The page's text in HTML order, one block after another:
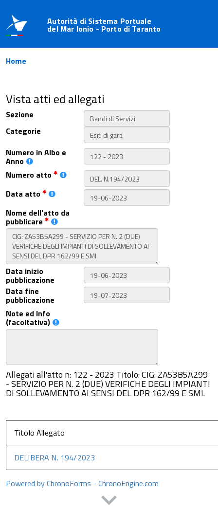
Autorità di Sistema Portuale
del Mar Ionio - Porto di Taranto
Home
Vista atti ed allegati
Sezione
Categorie
Numero in Albo e
Anno
Numero atto
Data atto
Nome dell'atto da
pubblicare
Data inizio
pubblicazione
Data fine
pubblicazione
Note ed Info
(facoltativa)
Allegati all'atto n: 122 - 2023 Titolo: CIG: ZA53B5A299
- SERVIZIO PER N. 2 (DUE) VERIFICHE DEGLI IMPIANTI
DI SOLLEVAMENTO AI SENSI DEL DPR 162/99 E SMI.
Titolo Allegato
DELIBERA N. 194/2023
Powered by ChronoForms - ChronoEngine.com